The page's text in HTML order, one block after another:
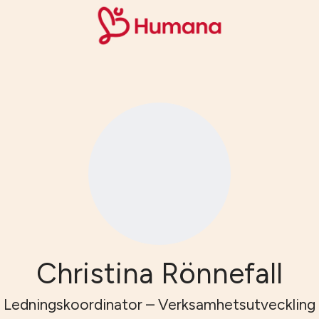
Christina Rönnefall
Ledningskoordinator – Verksamhetsutveckling